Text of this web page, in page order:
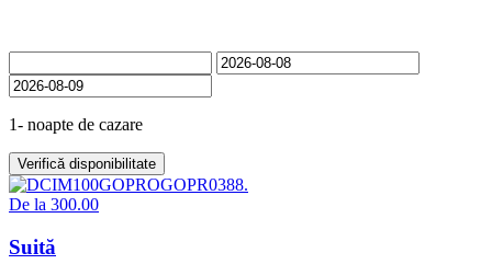
1- noapte de cazare
Verifică disponibilitate
De la 300.00
Suită